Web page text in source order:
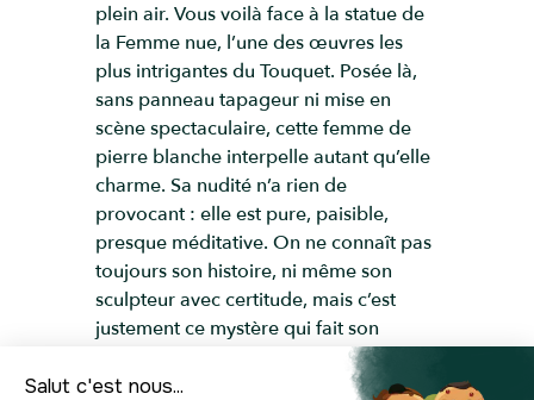
plein air. Vous voilà face à la statue de
la Femme nue, l’une des œuvres les
plus intrigantes du Touquet. Posée là,
sans panneau tapageur ni mise en
scène spectaculaire, cette femme de
pierre blanche interpelle autant qu’elle
charme. Sa nudité n’a rien de
provocant : elle est pure, paisible,
presque méditative. On ne connaît pas
toujours son histoire, ni même son
sculpteur avec certitude, mais c’est
justement ce mystère qui fait son
attrait. On murmure qu’elle aurait été
installée là dans les années 1930, à une